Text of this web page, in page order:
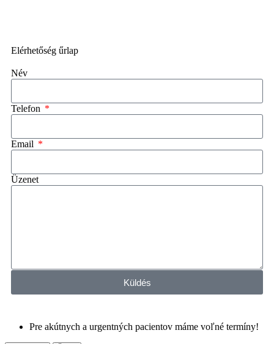
Elérhetőség űrlap
Név
Telefon
Email
Üzenet
Küldés
Pre akútnych a urgentných pacientov máme voľné termíny!